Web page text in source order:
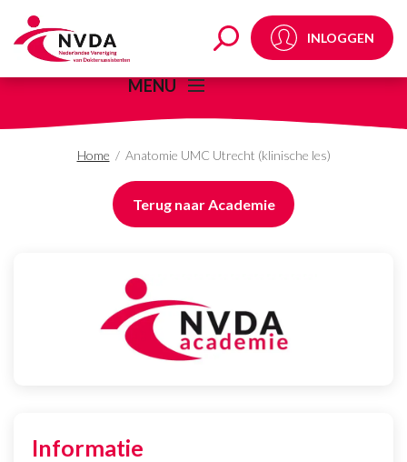
Anatomie UMC INLOGGEN
MENU
Home / Anatomie UMC Utrecht (klinische les)
Terug naar Academie
Informatie